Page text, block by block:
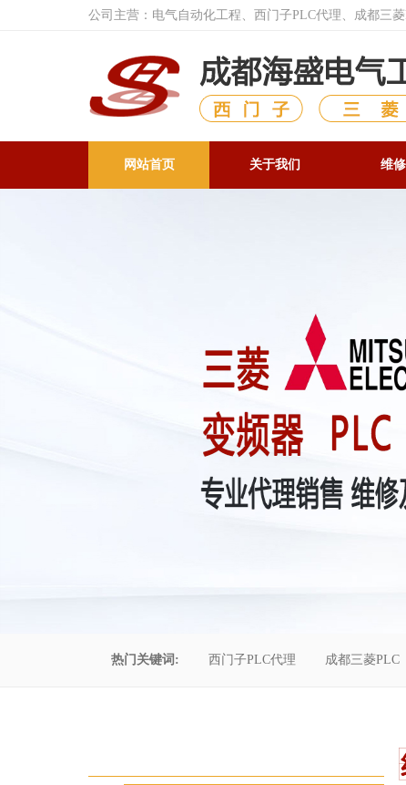
公司主营：电气自动化工程、西门子PLC代理、成都三
网站首页 关于我们 维
热门关键词: 西门子PLC代理 成都三菱PLC